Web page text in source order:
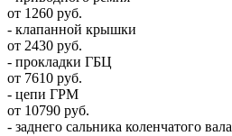
от 1260 руб.
- клапанной крышки
от 2430 руб.
- прокладки ГБЦ
от 7610 руб.
- цепи ГРМ
от 10790 руб.
- заднего сальника коленчатого вала